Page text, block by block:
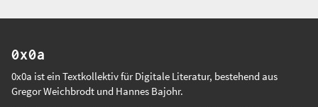
0x0a
0x0a ist ein Textkollektiv für Digitale Literatur, bestehend aus
Gregor Weichbrodtund Hannes Bajohr.